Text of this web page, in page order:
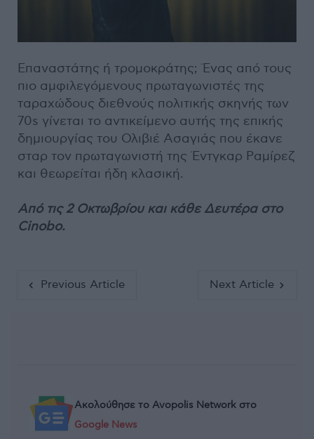
Επαναστάτης ή τρομοκράτης; Ένας από τους
πιο αμφιλεγόμενους πρωταγωνιστές της
ταραχώδους διεθνούς πολιτικής σκηνής των
70s γίνεται το αντικείμενο αυτής της επικής
δημιουργίας του Ολιβιέ Ασαγιάς που έκανε
σταρ τον πρωταγωνιστή της Έντγκαρ Ραμίρεζ
και θεωρείται ήδη κλασική.
Από τις 2 Οκτωβρίου και κάθε Δευτέρα στο
Cinobo.
Previous Article Next Article
Ακολούθησε το Avopolis Network στο
Google News